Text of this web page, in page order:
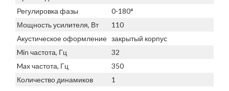
Регулировка фазы
0-180°
Мощность усилителя, Вт
110
Акустическое оформление закрытый корпус
Min частота, Гц
32
Max частота, Гц
350
Количество динамиков
1